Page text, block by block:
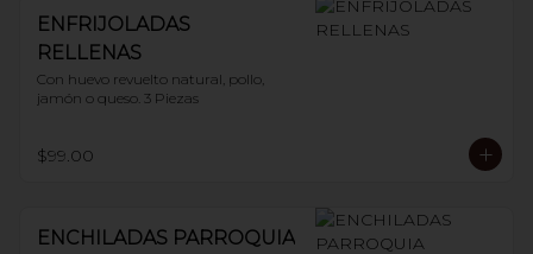
ENFRIJOLADAS
RELLENAS
Con huevo revuelto natural, pollo,
jamón o queso. 3 Piezas
$99.00
ENCHILADAS PARROQUIA